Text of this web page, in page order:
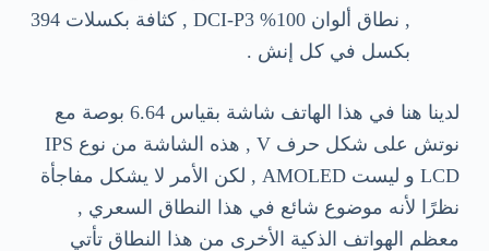
, نطاق ألوان 100% DCI-P3 , كثافة بكسلات 394
بكسل في كل إنش .
لدينا هنا في هذا الهاتف شاشة بقياس 6.64 بوصة مع
نوتش على شكل حرف V , هذه الشاشة من نوع IPS
LCD و ليست AMOLED , لكن الأمر لا يشكل مفاجأة
نظرًا لأنه موضوع شائع في هذا النطاق السعري ,
معظم الهواتف الذكية الأخرى من هذا النطاق تأتي